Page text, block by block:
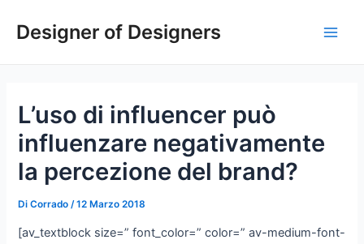
Designer of Designers
L’uso di influencer può
influenzare negativamente
la percezione del brand?
DiCorrado /12 Marzo 2018
[av_textblock size=” font_color=” color=” av-medium-font-
articoli